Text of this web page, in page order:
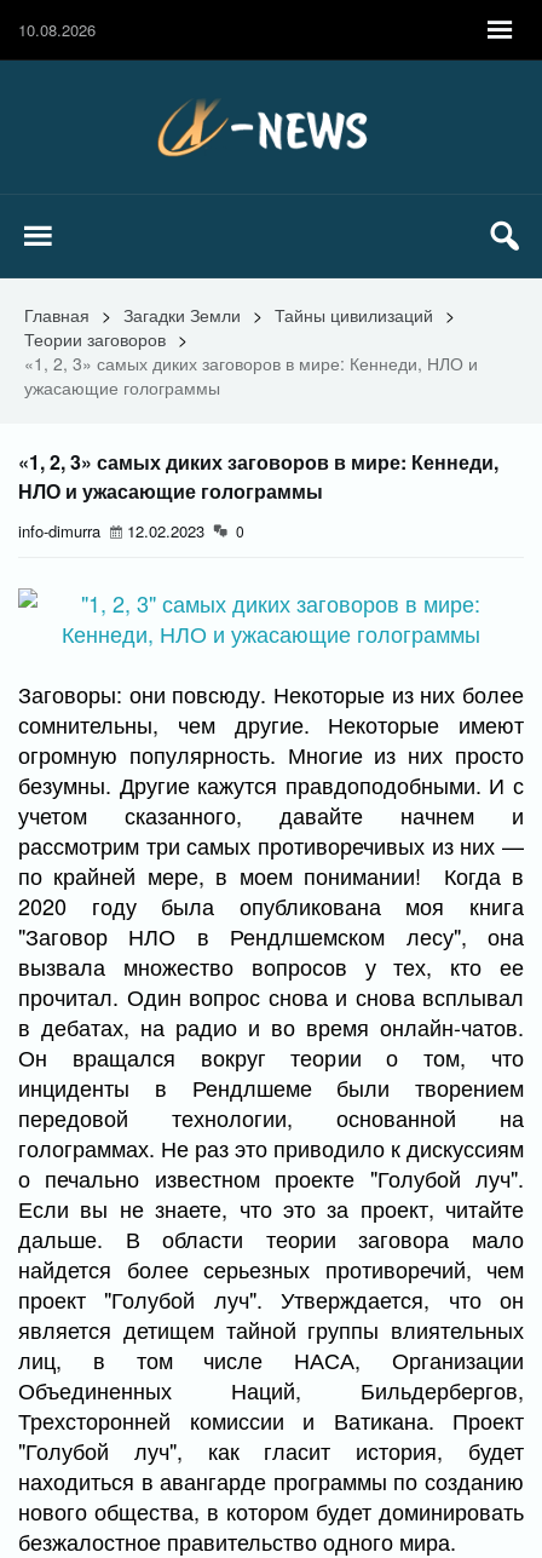
10.08.2026
Главная > Загадки Земли > Тайны цивилизаций >
Теории заговоров >
«1, 2, 3» самых диких заговоров в мире: Кеннеди, НЛО и
ужасающие голограммы
«1, 2, 3» самых диких заговоров в мире: Кеннеди,
НЛО и ужасающие голограммы
info-dimurra 12.02.2023 0
Заговоры: они повсюду. Некоторые из них более
сомнительны, чем другие. Некоторые имеют
огромную популярность. Многие из них просто
безумны. Другие кажутся правдоподобными. И с
учетом сказанного, давайте начнем и
рассмотрим три самых противоречивых из них —
по крайней мере, в моем понимании! Когда в
2020 году была опубликована моя книга
"Заговор НЛО в Рендлшемском лесу", она
вызвала множество вопросов у тех, кто ее
прочитал. Один вопрос снова и снова всплывал
в дебатах, на радио и во время онлайн-чатов.
Он вращался вокруг теории о том, что
инциденты в Рендлшеме были творением
передовой технологии, основанной на
голограммах. Не раз это приводило к дискуссиям
о печально известном проекте "Голубой луч".
Если вы не знаете, что это за проект, читайте
дальше. В области теории заговора мало
найдется более серьезных противоречий, чем
проект "Голубой луч". Утверждается, что он
является детищем тайной группы влиятельных
лиц, в том числе НАСА, Организации
Объединенных Наций, Бильдербергов,
Трехсторонней комиссии и Ватикана. Проект
"Голубой луч", как гласит история, будет
находиться в авангарде программы по созданию
нового общества, в котором будет доминировать
безжалостное правительство одного мира.